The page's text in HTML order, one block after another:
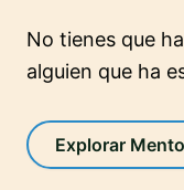
No tienes que
alguien que ha
Explorar